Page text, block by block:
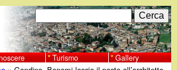
F
o
C
e
r
c
Turismo Gallery